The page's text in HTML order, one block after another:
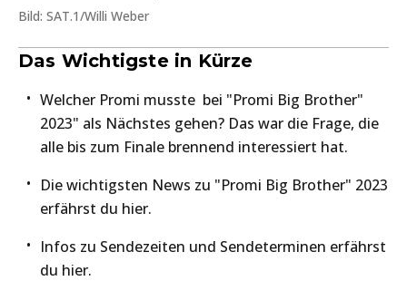
Bild: SAT.1/Willi Weber
Das Wichtigste in Kürze
Welcher Promi musste bei "Promi Big Brother"
2023" als Nächstes gehen? Das war die Frage, die
alle bis zum Finale brennend interessiert hat.
Die wichtigsten News zu "Promi Big Brother" 2023
erfährst du hier.
Infos zu Sendezeiten und Sendeterminen erfährst
du hier.